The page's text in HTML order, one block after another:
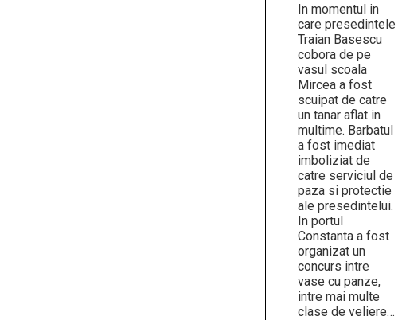
In momentul in
care presedintele
Traian Basescu
cobora de pe
vasul scoala
Mircea a fost
scuipat de catre
un tanar aflat in
multime. Barbatul
a fost imediat
imboliziat de
catre serviciul de
paza si protectie
ale presedintelui.
In portul
Constanta a fost
organizat un
concurs intre
vase cu panze,
intre mai multe
clase de veliere…